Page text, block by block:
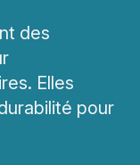
des
Elles
pour